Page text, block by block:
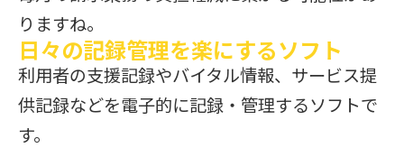
りますね。
日々の記録管理を楽にするソフト
利用者の支援記録やバイタル情報、サービス提
供記録などを電子的に記録・管理するソフトで
す。